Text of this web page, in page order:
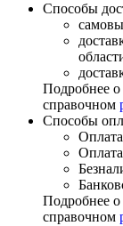
Способы
Подробнее о
справочном
Способы
Подробнее о
справочном